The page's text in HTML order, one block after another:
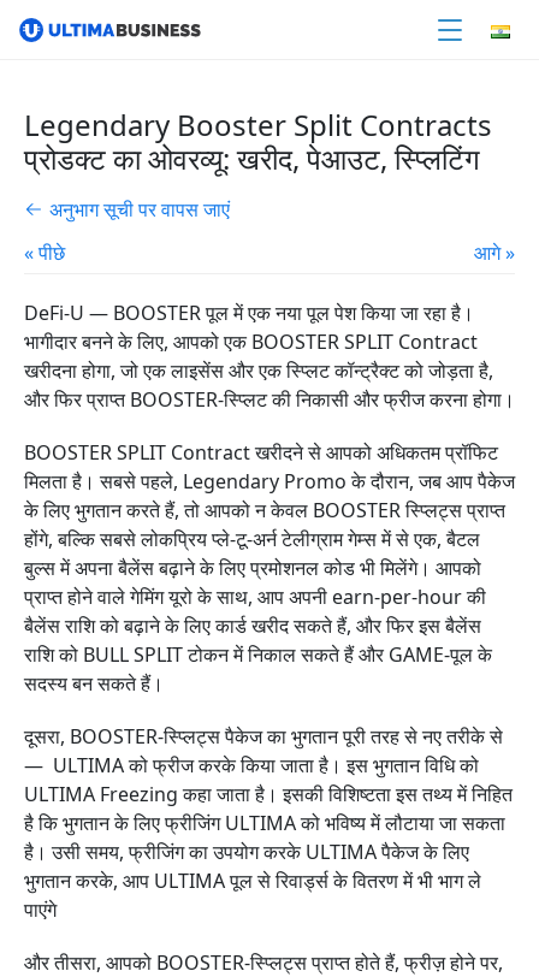
Legendary Booster Split Contracts
प्रोडक्ट का ओवरव्यू: खरीद, पेआउट, स्प्लिटिंग
अनुभाग सूची पर वापस जाएं
« पीछे
आगे »
DeFi-U — BOOSTER पूल में एक नया पूल पेश किया जा रहा है।
भागीदार बनने के लिए, आपको एक BOOSTER SPLIT Contract
खरीदना होगा, जो एक लाइसेंस और एक स्प्लिट कॉन्ट्रैक्ट को जोड़ता है,
और फिर प्राप्त BOOSTER-स्प्लिट की निकासी और फ्रीज करना होगा।
BOOSTER SPLIT Contract खरीदने से आपको अधिकतम प्रॉफिट
मिलता है। सबसे पहले, Legendary Promo के दौरान, जब आप पैकेज
के लिए भुगतान करते हैं, तो आपको न केवल BOOSTER स्प्लिट्स प्राप्त
होंगे, बल्कि सबसे लोकप्रिय प्ले-टू-अर्न टेलीग्राम गेम्स में से एक, बैटल
बुल्स में अपना बैलेंस बढ़ाने के लिए प्रमोशनल कोड भी मिलेंगे। आपको
प्राप्त होने वाले गेमिंग यूरो के साथ, आप अपनी earn-per-hour की
बैलेंस राशि को बढ़ाने के लिए कार्ड खरीद सकते हैं, और फिर इस बैलेंस
राशि को BULL SPLIT टोकन में निकाल सकते हैं और GAME-पूल के
सदस्य बन सकते हैं।
दूसरा, BOOSTER-स्प्लिट्स पैकेज का भुगतान पूरी तरह से नए तरीके से
— ULTIMA को फ्रीज करके किया जाता है। इस भुगतान विधि को
ULTIMA Freezing कहा जाता है। इसकी विशिष्टता इस तथ्य में निहित
है कि भुगतान के लिए फ्रीजिंग ULTIMA को भविष्य में लौटाया जा सकता
है। उसी समय, फ्रीजिंग का उपयोग करके ULTIMA पैकेज के लिए
भुगतान करके, आप ULTIMA पूल से रिवार्ड्स के वितरण में भी भाग ले
पाएंगे
और तीसरा, आपको BOOSTER-स्प्लिट्स प्राप्त होते हैं, फ्रीज़ होने पर,